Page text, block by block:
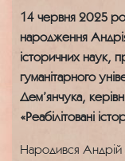
14 червня 2025
народження
історичних наук,
гуманітарного
Дем’янчука,
«Реабілітовані
Народився